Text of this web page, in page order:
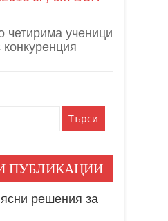
четирима ученици
ПУБЛИКАЦИИ
решения за